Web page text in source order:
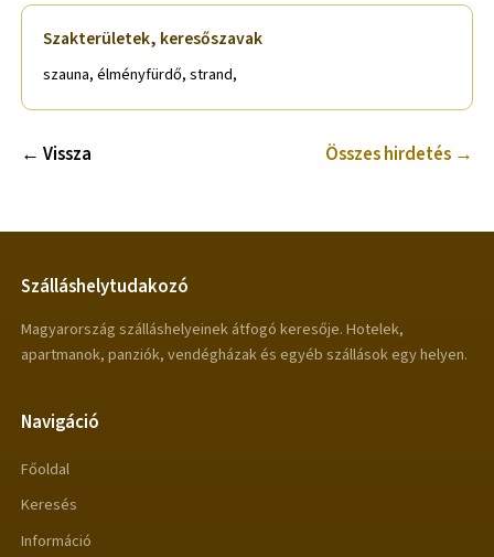
Szakterületek, keresőszavak
szauna, élményfürdő, strand,
← Vissza Összes hirdetés →
Szálláshelytudakozó
Magyarország szálláshelyeinek átfogó keresője. Hotelek,
apartmanok, panziók, vendégházak és egyéb szállások egy helyen.
Navigáció
Főoldal
Keresés
Információ